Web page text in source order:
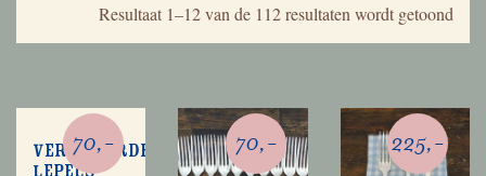
Resultaat 1–12 van de 112 resultaten wordt getoond
op
Verzilverde
lepels
70,- 70,- 225,-